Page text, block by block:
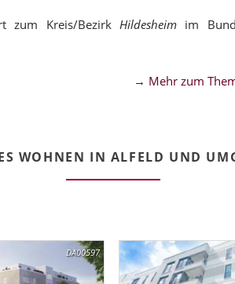
zum Kreis/Bezirk Hildesheim im
→ Mehr zum
WOHNEN IN ALFELD UND
DA00597